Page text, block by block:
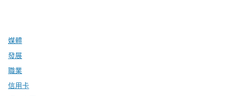
媒體
發展
職業
信用卡